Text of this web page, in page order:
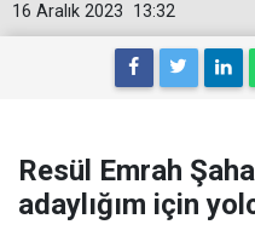
13:32
16 Aralık 2023
Resül Emrah
adaylığım için